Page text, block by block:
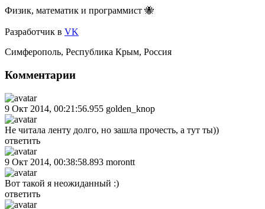
Физик, математик и программист 🐝
Разработчик в VK
Симферополь, Республика Крым, Россия
Комментарии
9 Окт 2014, 00:21:56.955 golden_knop
Не читала ленту долго, но зашла прочесть, а тут ты))
ответить
9 Окт 2014, 00:38:58.893 morontt
Вот такой я неожиданный :)
ответить